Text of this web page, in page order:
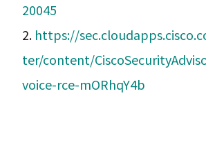
20045
2. https://
ter/content/
voice-rce-mORhqY4b